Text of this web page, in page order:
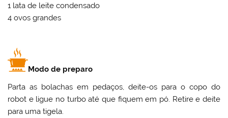
1 lata de leite condensado
4 ovos grandes
Modo de preparo
Parta as bolachas em pedaços, deite-os para o copo do
robot e ligue no turbo até que fiquem em pó. Retire e deite
para uma tigela.